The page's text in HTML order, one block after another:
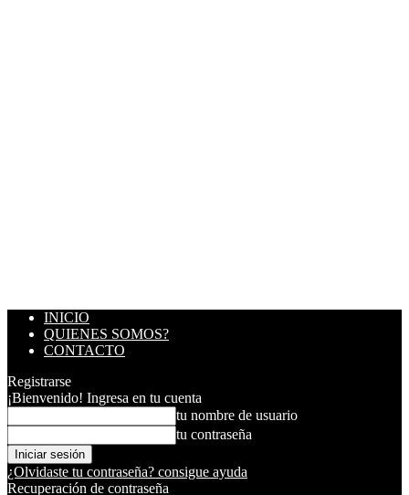
INICIO
QUIENES SOMOS?
CONTACTO
Registrarse
¡Bienvenido! Ingresa en tu cuenta
tu nombre de usuario
tu contraseña
¿Olvidaste tu contraseña? consigue ayuda
Recuperación de contraseña